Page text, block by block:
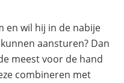
en wil hij in de nabije
aansturen? Dan
meest voor de hand
combineren met